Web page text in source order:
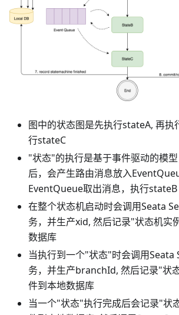
图中的状态图是先执行stateA, 再
行stateC
"状态"的执行是基于事件驱动的模
后，会产生路由消息放入
EventQueue取出消息，执行stateB
在整个状态机启动时会调用Seata
务，并生产xid, 然后记录"状态机实
数据库
当执行到一个"状态"时会调用Seata
务，并生产branchId, 然后记录"状
件到本地数据库
当一个"状态"执行完成后会记录"状